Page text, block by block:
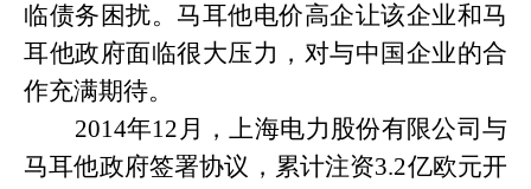
临债务困扰。马耳他电价高企让该企业和马
耳他政府面临很大压力，对与中国企业的合
作充满期待。
2014年12月，上海电力股份有限公司与
马耳他政府签署协议，累计注资3.2亿欧元开